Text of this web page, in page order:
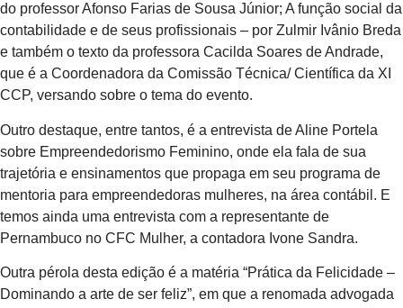
do professor Afonso Farias de Sousa Júnior; A função social da
contabilidade e de seus profissionais – por Zulmir Ivânio Breda
e também o texto da professora Cacilda Soares de Andrade,
que é a Coordenadora da Comissão Técnica/ Científica da XI
CCP, versando sobre o tema do evento.
Outro destaque, entre tantos, é a entrevista de Aline Portela
sobre Empreendedorismo Feminino, onde ela fala de sua
trajetória e ensinamentos que propaga em seu programa de
mentoria para empreendedoras mulheres, na área contábil. E
temos ainda uma entrevista com a representante de
Pernambuco no CFC Mulher, a contadora Ivone Sandra.
Outra pérola desta edição é a matéria “Prática da Felicidade –
Dominando a arte de ser feliz”, em que a renomada advogada